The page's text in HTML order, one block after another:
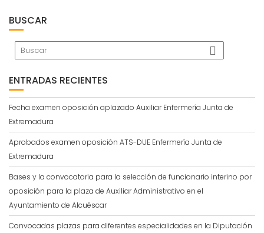
BUSCAR
ENTRADAS RECIENTES
Fecha examen oposición aplazado Auxiliar Enfermería Junta de
Extremadura
Aprobados examen oposición ATS-DUE Enfermería Junta de
Extremadura
Bases y la convocatoria para la selección de funcionario interino por
oposición para la plaza de Auxiliar Administrativo en el
Ayuntamiento de Alcuéscar
Convocadas plazas para diferentes especialidades en la Diputación